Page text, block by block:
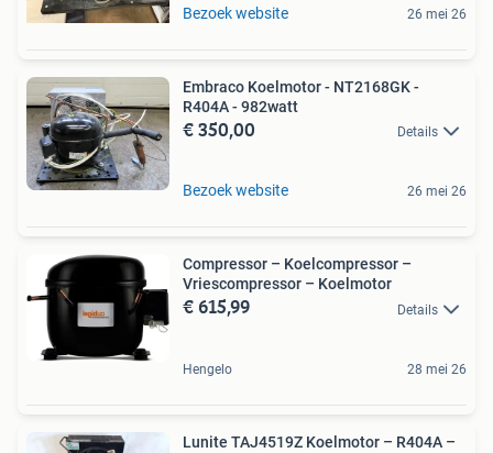
Bezoek website 26 mei 26
Embraco Koelmotor - NT2168GK -
R404A - 982watt
€ 350,00 Details
Bezoek website 26 mei 26
Compressor – Koelcompressor –
Vriescompressor – Koelmotor
€ 615,99 Details
Hengelo 28 mei 26
Lunite TAJ4519Z Koelmotor – R404A –